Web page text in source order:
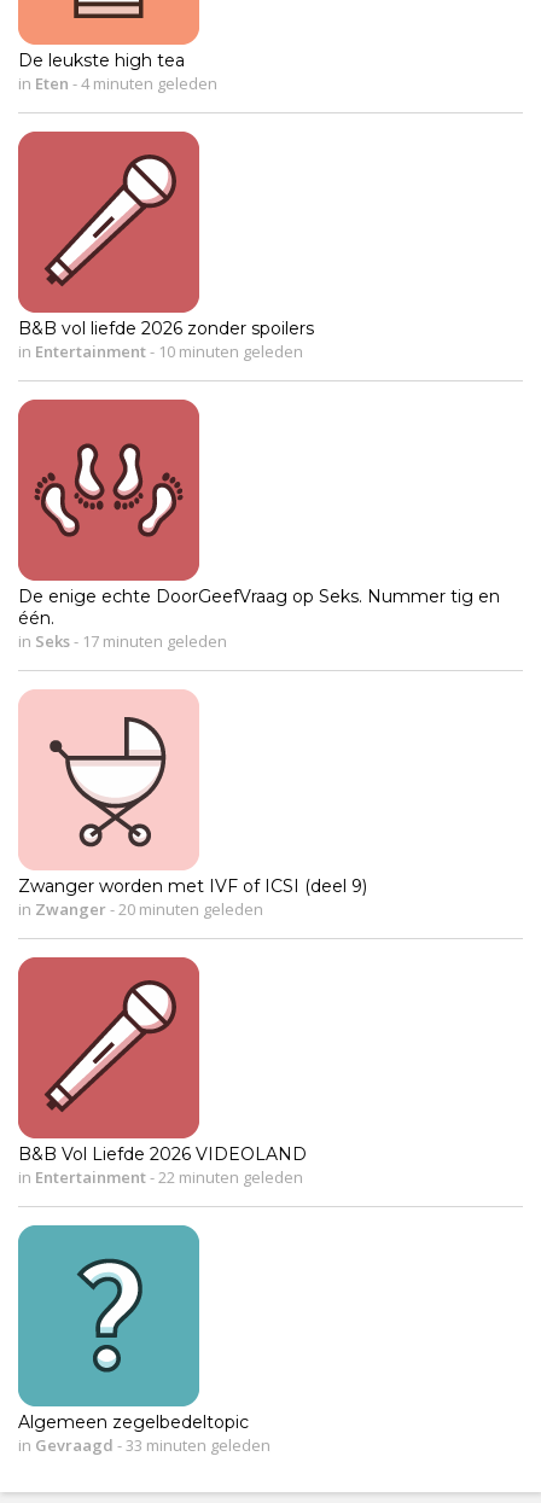
De leukste high tea
in Eten -4 minuten geleden
B&B vol liefde 2026 zonder spoilers
in Entertainment- 10 minuten geleden
De enige echte DoorGeefVraag op Seks. Nummer tig en
één.
in Seks- 17 minuten geleden
Zwanger worden met IVF of ICSI (deel 9)
in Zwanger-20 minuten geleden
B&B Vol Liefde 2026 VIDEOLAND
in Entertainment-22 minuten geleden
Algemeen zegelbedeltopic
in Gevraagd -33 minuten geleden